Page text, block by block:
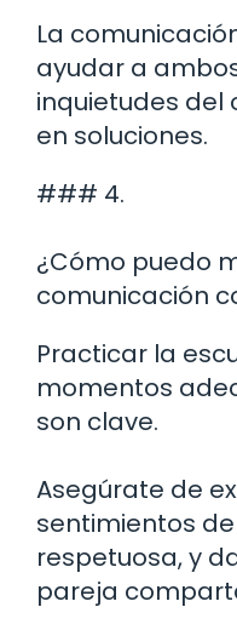
La
ayudar a
inquietudes del
en soluciones.
### 4.
¿Cómo puedo
comunicación
Practicar la
momentos
son clave.
Asegúrate de
sentimientos
respetuosa, y
pareja